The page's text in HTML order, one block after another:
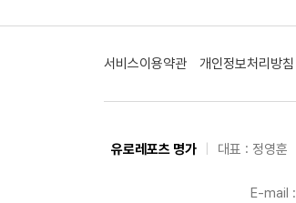
서비스이용약관 개인정보처리방침
유로레포츠 명가 대표 : 정영훈
E-mail :